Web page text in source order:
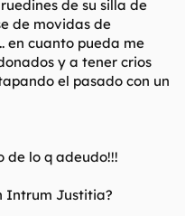
de su silla de
de movidas de
en cuanto pueda me
y a tener crios
el pasado con un
de lo q adeudo!!!
Intrum Justitia?